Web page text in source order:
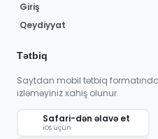
Giriş
Qeydiyyat
Tətbiq
Saytdan mobil tətbiq
izləməyiniz xahiş olunur.
Safari-dən əlavə et
iOS üçün